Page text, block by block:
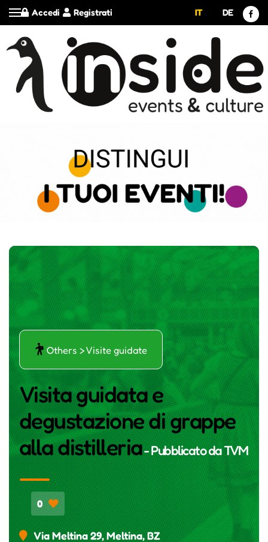
Registrati
Accedi IT DE
ŕ Others > Visite guidate
Visita guidata e
degustazione di grappe
alla distilleria- Pubblicato daTVM
0
Via Meltina 29, Meltina, BZ